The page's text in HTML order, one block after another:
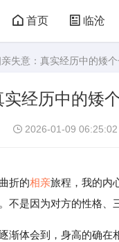
首页 临沧
临沧有约网
失意：真实经历中的矮
经历中的矮
2026-01-09 06:25:02
折的相亲旅程，我的内
不是因为对方的性格、
渐体会到，身高的确在